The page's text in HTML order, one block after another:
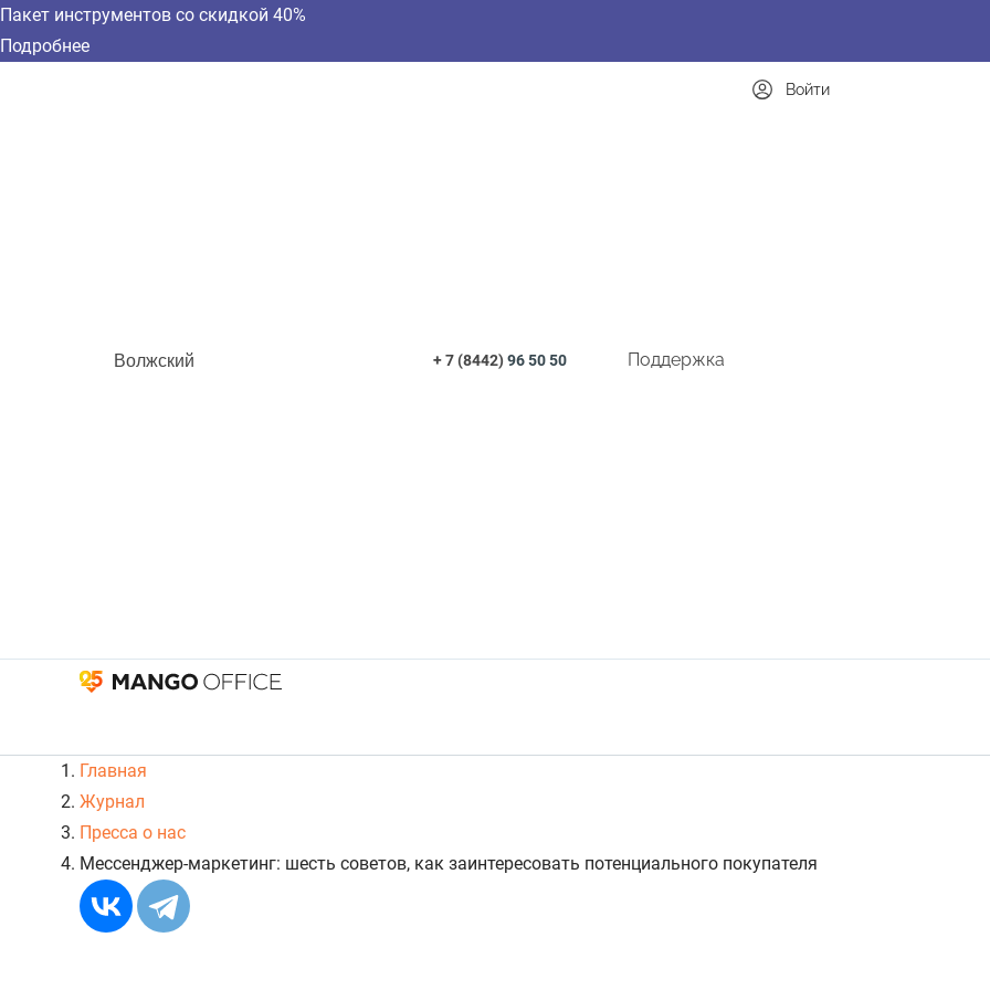
Пакет инструментов со скидкой 40%
Подробнее
Волжский + 7 (8442)96 50 50 Поддержка
Войти
Главная
Журнал
Пресса о нас
Мессенджер-маркетинг: шесть советов, как заинтересовать потенциального покупателя